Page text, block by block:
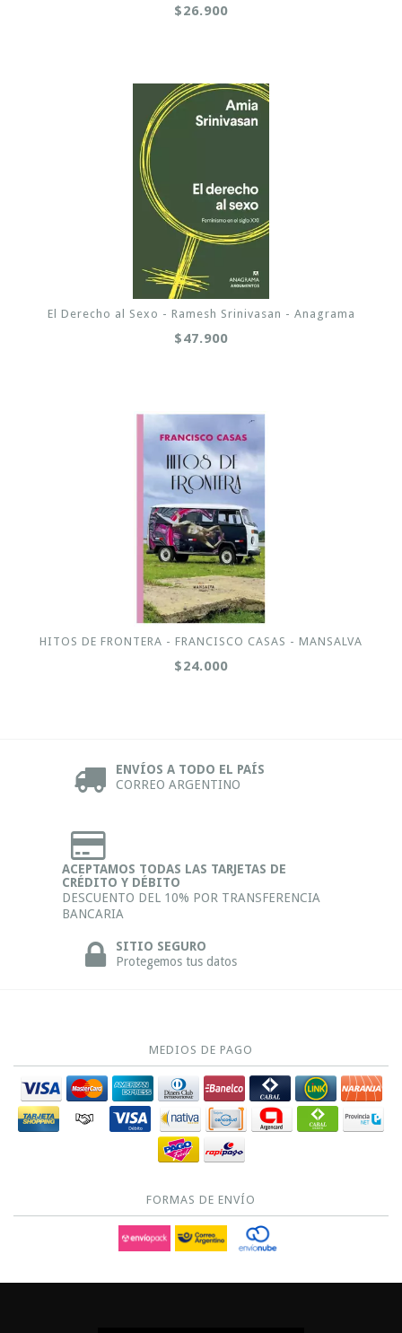
$26.900
El Derecho al Sexo - Ramesh Srinivasan - Anagrama
$47.900
HITOS DE FRONTERA - FRANCISCO CASAS - MANSALVA
$24.000
ENVÍOS A TODO EL PAÍS
CORREO ARGENTINO
ACEPTAMOS TODAS LAS TARJETAS DE
CRÉDITO Y DÉBITO
DESCUENTO DEL 10% POR TRANSFERENCIA
BANCARIA
SITIO SEGURO
Protegemos tus datos
MEDIOS DE PAGO
FORMAS DE ENVÍO